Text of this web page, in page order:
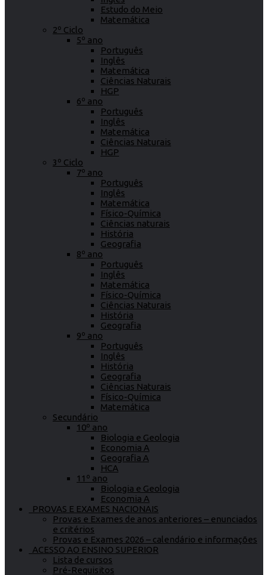
Estudo do Meio
Matemática
2º Ciclo
5º ano
Português
Inglês
Matemática
Ciências Naturais
HGP
6º ano
Português
Inglês
Matemática
Ciências Naturais
HGP
3º Ciclo
7º ano
Português
Inglês
Matemática
Físico-Química
Ciências naturais
História
Geografia
8º ano
Português
Inglês
Matemática
Físico-Química
Ciências Naturais
História
Geografia
9º ano
Português
Inglês
História
Geografia
Ciências Naturais
Físico-Química
Matemática
Secundário
10º ano
Biologia e Geologia
Economia A
Geografia A
HCA
11º ano
Biologia e Geologia
Economia A
PROVAS E EXAMES NACIONAIS
Provas e Exames de anos anteriores – enunciados
e critérios
Provas e Exames 2026 – calendário e informações
ACESSO AO ENSINO SUPERIOR
Lista de cursos
Pré-Requisitos